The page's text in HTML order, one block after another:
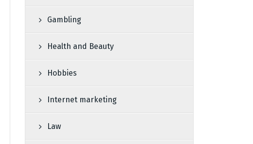
Gambling
Health and Beauty
Hobbies
Internet marketing
Law